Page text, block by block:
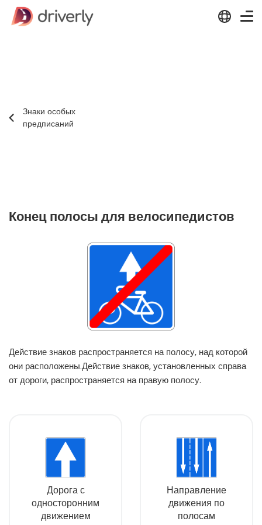
Знаки особых
предписаний
Конец полосы для велосипедистов
Действие знаков распространяется на полосу, над которой
они расположены.Действие знаков, установленных справа
от дороги, распространяется на правую полосу.
Дорога с
односторонним
движением
Направление
движения по
полосам